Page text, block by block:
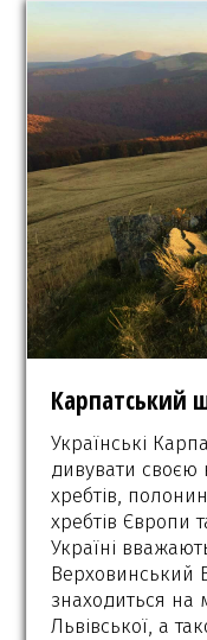
Карпатський
Українські
дивувати
хребтів,
хребтів Європи
Україні
Верховинський
знаходиться на
Львівської, а